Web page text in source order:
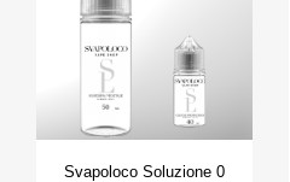
Anteprima
Svapoloco Soluzione 0